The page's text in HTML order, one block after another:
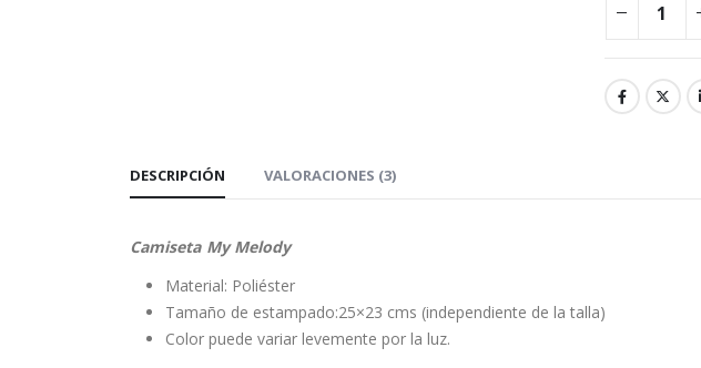
DESCRIPCIÓN VALORACIONES (3)
Camiseta My Melody
Material: Poliéster
Tamaño de estampado:25×23 cms (independiente de la talla)
Color puede variar levemente por la luz.